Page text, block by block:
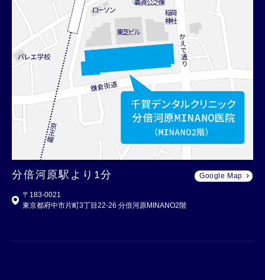
分倍河原駅より1分 Google Map
〒183-0021
東京都府中市片町3丁目22-26 分倍河原MINANO2階